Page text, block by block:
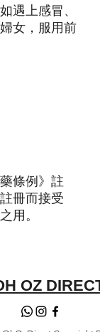
遇上感冒、
女，服用前
條例》註
冊而接受
用。
OZ